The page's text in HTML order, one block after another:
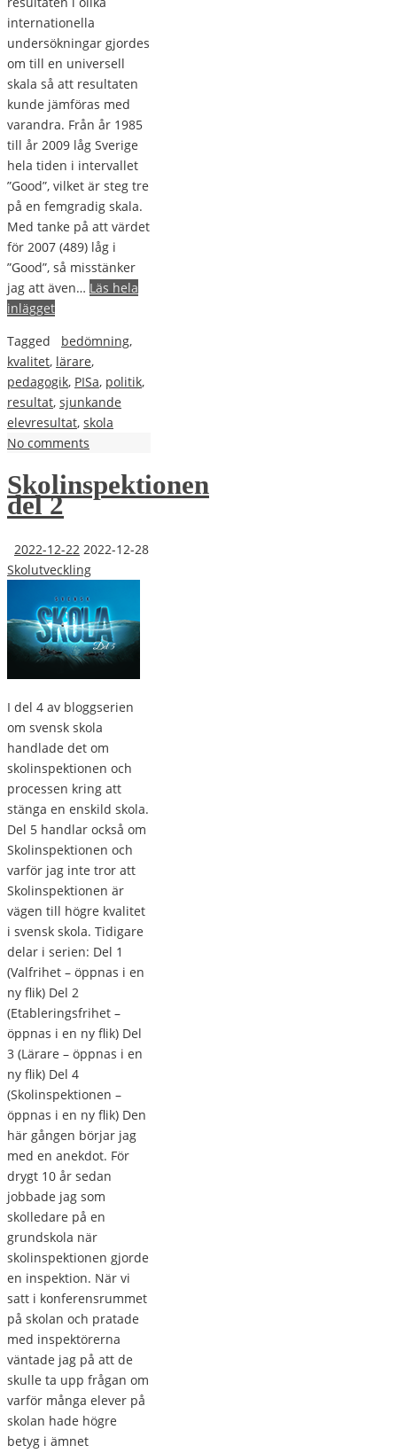
internationella
undersökningar gjordes
om till en universell
skala så att resultaten
kunde jämföras med
varandra. Från år 1985
till år 2009 låg Sverige
hela tiden i intervallet
”Good”, vilket är steg tre
på en femgradig skala.
Med tanke på att värdet
för 2007 (489) låg i
”Good”, så misstänker
jag att även… Läs hela
inlägget
Tagged
bedömning,
kvalitet, lärare,
pedagogik, PISa, politik,
resultat, sjunkande
elevresultat, skola
No comments
Skolinspektionen
del 2
2022-12-22 2022-12-28
Skolutveckling
I del 4 av bloggserien
om svensk skola
handlade det om
skolinspektionen och
processen kring att
stänga en enskild skola.
Del 5 handlar också om
Skolinspektionen och
varför jag inte tror att
Skolinspektionen är
vägen till högre kvalitet
i svensk skola. Tidigare
delar i serien: Del 1
(Valfrihet – öppnas i en
ny flik) Del 2
(Etableringsfrihet –
öppnas i en ny flik) Del
3 (Lärare – öppnas i en
ny flik) Del 4
(Skolinspektionen –
öppnas i en ny flik) Den
här gången börjar jag
med en anekdot. För
drygt 10 år sedan
jobbade jag som
skolledare på en
grundskola när
skolinspektionen gjorde
en inspektion. När vi
satt i konferensrummet
på skolan och pratade
med inspektörerna
väntade jag på att de
skulle ta upp frågan om
varför många elever på
skolan hade högre
betyg i ämnet